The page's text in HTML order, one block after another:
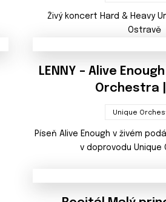
Živý koncert Hard & Heavy
Ostravě
LENNY – Alive
Orchestra |
Unique
Píseň Alive Enough v živém
v doprovodu Unique